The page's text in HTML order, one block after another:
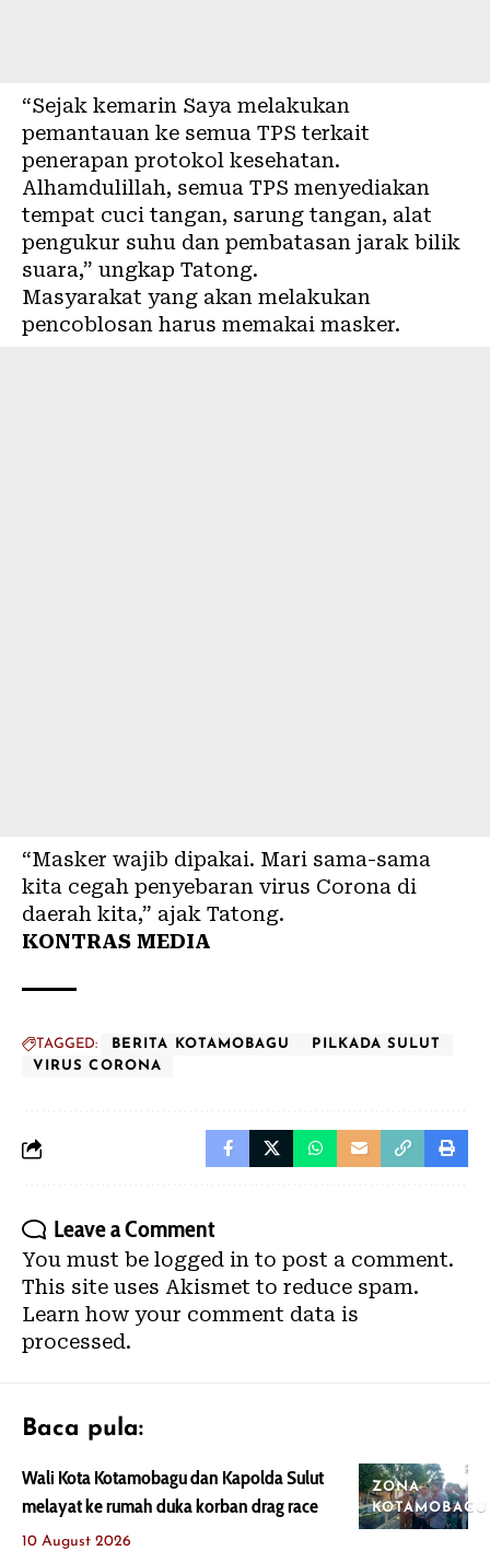
“Sejak kemarin Saya melakukan
pemantauan ke semua TPS terkait
penerapan protokol kesehatan.
Alhamdulillah, semua TPS menyediakan
tempat cuci tangan, sarung tangan, alat
pengukur suhu dan pembatasan jarak bilik
suara,” ungkap Tatong.
Masyarakat yang akan melakukan
pencoblosan harus memakai masker.
“Masker wajib dipakai. Mari sama-sama
kita cegah penyebaran virus Corona di
daerah kita,” ajak Tatong.
KONTRAS MEDIA
TAGGED: BERITA KOTAMOBAGU
PILKADA SULUT
VIRUS CORONA
Leave a Comment
You must be logged in to post a comment.
This site uses Akismet to reduce spam.
Learn how your comment data is
processed.
Baca pula:
ZONA
KOTAMOBAGU
Wali Kota Kotamobagu dan Kapolda Sulut
melayat ke rumah duka korban drag race
10 August 2026